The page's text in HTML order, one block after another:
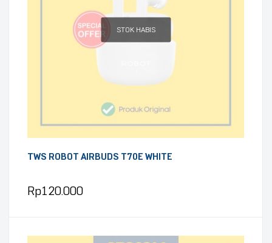
STOK HABIS
TWS ROBOT AIRBUDS T70E WHITE
Rp120.000